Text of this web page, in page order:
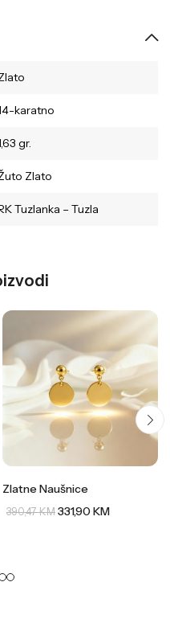
karatno
gr.
Zlato
Tuzlanka – Tuzla
Zlatne Naušnice
390,47KM 331,90 KM